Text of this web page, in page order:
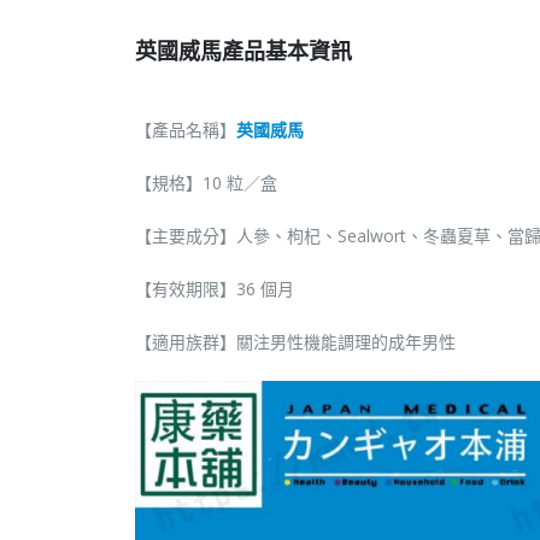
英國威馬產品基本資訊
【產品名稱】 英國威馬
【規格】10 粒／盒
【主要成分】人參、枸杞、Sealwort、冬蟲夏草、當歸
【有效期限】36 個月
【適用族群】關注男性機能調理的成年男性